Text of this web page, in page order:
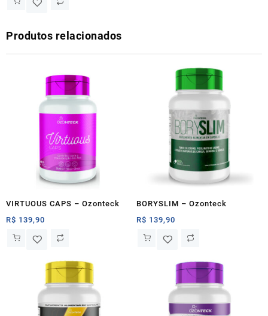
Produtos relacionados
VIRTUOUS CAPS – Ozonteck
R$ 139,90
BORYSLIM – Ozonteck
R$ 139,90